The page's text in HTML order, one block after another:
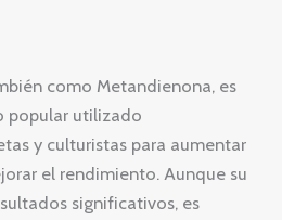
como Metandienona, es
popular utilizado
y culturistas para aumentar
el rendimiento. Aunque su
significativos, es